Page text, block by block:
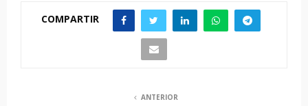
COMPARTIR
ANTERIOR